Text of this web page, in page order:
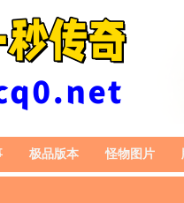
极品版本 怪物图片